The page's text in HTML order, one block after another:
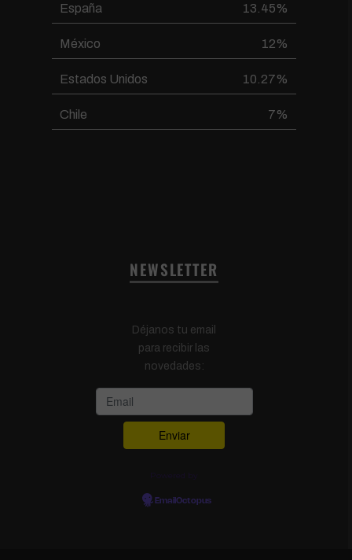
España 13.45%
México 12%
Estados Unidos 10.27%
Chile 7%
NEWSLETTER
Déjanos tu email
para recibir las
novedades:
EmailOctopus